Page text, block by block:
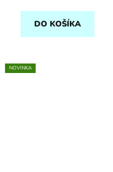
DO KOŠÍKA
NOVINKA